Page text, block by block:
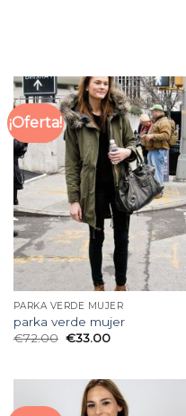
¡Oferta!
PARKA VERDE MUJER
parka verde mujer
€72.00 €33.00